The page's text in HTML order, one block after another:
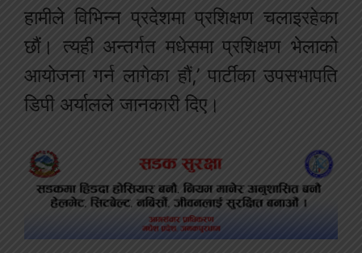
हामीले विभिन्न प्रदेशमा प्रशिक्षण चलाइरहेका
छौं। त्यही अन्तर्गत मधेसमा प्रशिक्षण भेलाको
आयोजना गर्न लागेका हौं,’ पार्टीका उपसभापति
डिपी अर्यालले जानकारी दिए।